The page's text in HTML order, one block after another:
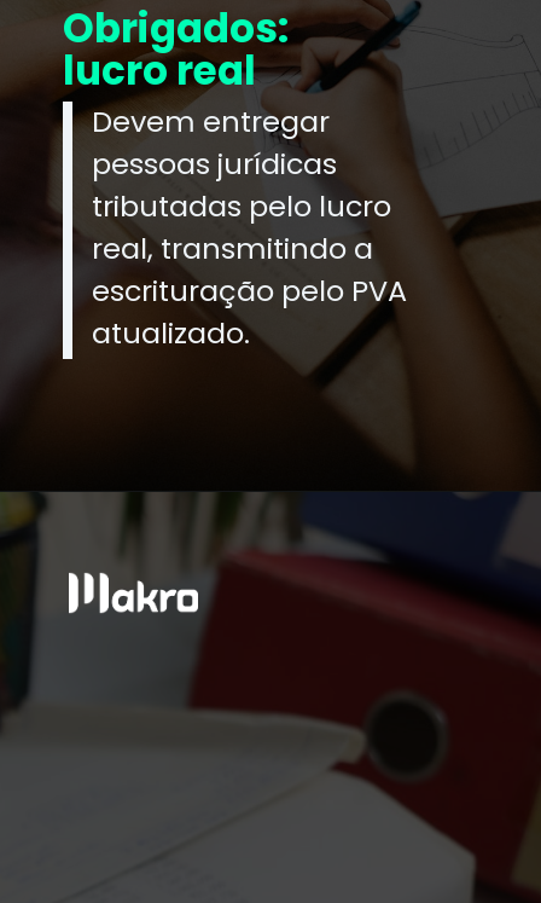
Obrigados:
lucro real
Devem entregar
pessoas jurídicas
tributadas pelo lucro
real, transmitindo a
escrituração pelo PVA
atualizado.